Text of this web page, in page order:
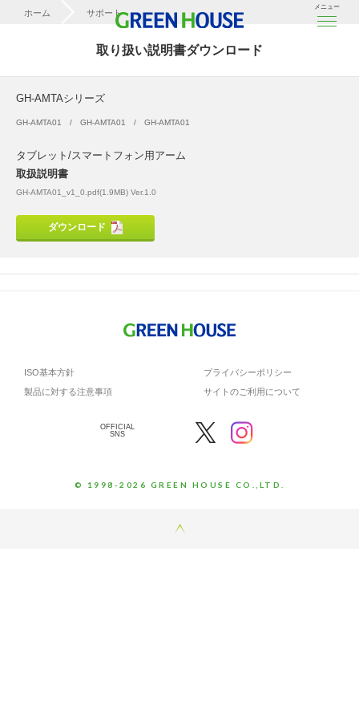
メニュー
ホーム サポート
取り扱い説明書ダウンロード
GH-AMTAシリーズ
GH-AMTA01 GH-AMTA01 GH-AMTA01
タブレット/スマートフォン用アーム
取扱説明書
GH-AMTA01_v1_0.pdf(1.9MB) Ver.1.0
ダウンロード
ISO基本方針
プライバシーポリシー
製品に対する注意事項
サイトのご利用について
OFFICIAL
SNS
© 1998-2026 GREEN HOUSE CO.,LTD.